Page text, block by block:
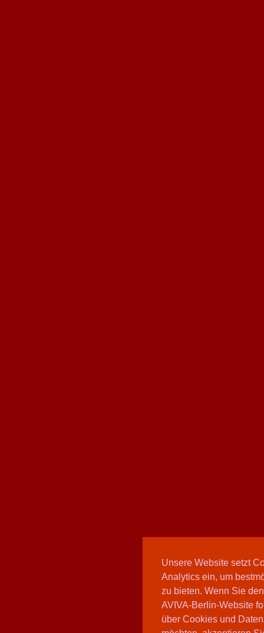
Unsere Website setzt
Analytics ein, um
zu bieten. Wenn Sie
AVIVA-Berlin-Website
über Cookies und